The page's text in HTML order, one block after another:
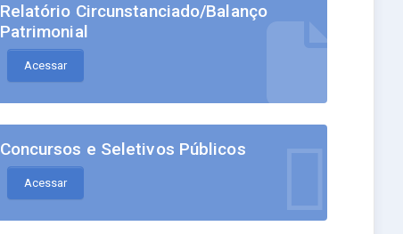
Relatório Circunstanciado/Balanço
Patrimonial
Acessar
Concursos e Seletivos Públicos
Acessar